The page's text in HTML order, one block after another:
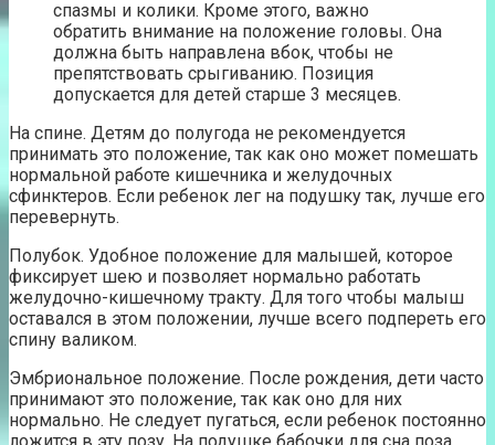
спазмы и колики. Кроме этого, важно
обратить внимание на положение головы. Она
должна быть направлена вбок, чтобы не
препятствовать срыгиванию. Позиция
допускается для детей старше 3 месяцев.
На спине. Детям до полугода не рекомендуется
принимать это положение, так как оно может помешать
нормальной работе кишечника и желудочных
сфинктеров. Если ребенок лег на подушку так, лучше его
перевернуть.
Полубок. Удобное положение для малышей, которое
фиксирует шею и позволяет нормально работать
желудочно-кишечному тракту. Для того чтобы малыш
оставался в этом положении, лучше всего подпереть его
спину валиком.
Эмбриональное положение. После рождения, дети часто
принимают это положение, так как оно для них
нормально. Не следует пугаться, если ребенок постоянно
ложится в эту позу. На подушке бабочки для сна поза